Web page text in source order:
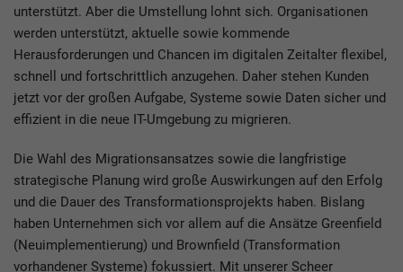
unterstützt. Aber die Umstellung lohnt sich. Organisationen
werden unterstützt, aktuelle sowie kommende
Herausforderungen und Chancen im digitalen Zeitalter flexibel,
schnell und fortschrittlich anzugehen. Daher stehen Kunden
jetzt vor der großen Aufgabe, Systeme sowie Daten sicher und
effizient in die neue IT-Umgebung zu migrieren.
Die Wahl des Migrationsansatzes sowie die langfristige
strategische Planung wird große Auswirkungen auf den Erfolg
und die Dauer des Transformationsprojekts haben. Bislang
haben Unternehmen sich vor allem auf die Ansätze Greenfield
(Neuimplementierung) und Brownfield (Transformation
vorhandener Systeme) fokussiert. Mit unserer Scheer